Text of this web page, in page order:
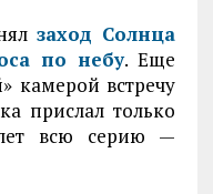
заход Солнца
по небу. Еще
камерой встречу
прислал только
всю серию —